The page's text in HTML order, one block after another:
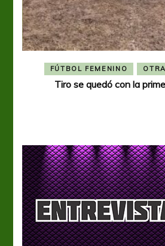
FÚTBOL FEMENINO
Tiro se quedó con la